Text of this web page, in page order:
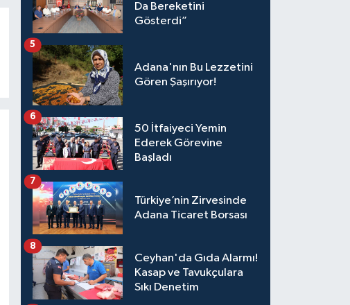
Da Bereketini
Gösterdi”
Adana'nın Bu Lezzetini
Gören Şaşırıyor!
5
50 İtfaiyeci Yemin
Ederek Görevine
Başladı
6
Türkiye’nin Zirvesinde
Adana Ticaret Borsası
7
Ceyhan'da Gıda Alarmı!
Kasap ve Tavukçulara
Sıkı Denetim
8